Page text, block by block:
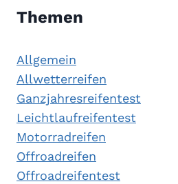
Themen
Allgemein
Allwetterreifen
Ganzjahresreifentest
Leichtlaufreifentest
Motorradreifen
Offroadreifen
Offroadreifentest